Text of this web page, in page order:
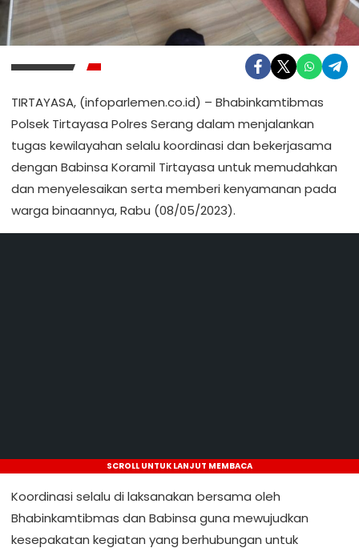
TIRTAYASA, (infoparlemen.co.id) – Bhabinkamtibmas
Polsek Tirtayasa Polres Serang dalam menjalankan
tugas kewilayahan selalu koordinasi dan bekerjasama
dengan Babinsa Koramil Tirtayasa untuk memudahkan
dan menyelesaikan serta memberi kenyamanan pada
warga binaannya, Rabu (08/05/2023).
SCROLL UNTUK LANJUT MEMBACA
Koordinasi selalu di laksanakan bersama oleh
Bhabinkamtibmas dan Babinsa guna mewujudkan
kesepakatan kegiatan yang berhubungan untuk